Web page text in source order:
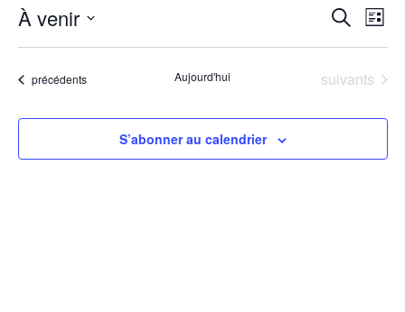
et
de
Recherche
de
Liste
À venir
Sélectionnez
date.
Évènements
précédents Aujourd'hui Évènements
suivants
S’abonner au calendrier